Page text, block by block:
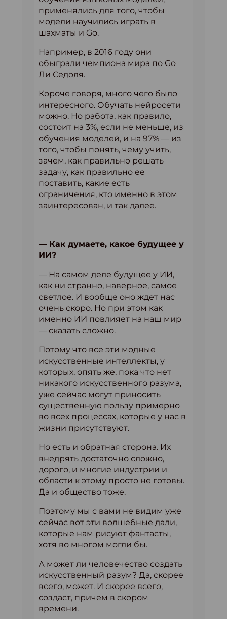
применялись для того, чтобы
модели научились играть в
шахматы и Go.
Например, в 2016 году они
обыграли чемпиона мира по Go
Ли Седоля.
Короче говоря, много чего было
интересного. Обучать нейросети
можно. Но работа, как правило,
состоит на 3%, если не меньше, из
обучения моделей, и на 97% — из
того, чтобы понять, чему учить,
зачем, как правильно решать
задачу, как правильно ее
поставить, какие есть
ограничения, кто именно в этом
заинтересован, и так далее.
— Как думаете, какое будущее у
ИИ?
— На самом деле будущее у ИИ,
как ни странно, наверное, самое
светлое. И вообще оно ждет нас
очень скоро. Но при этом как
именно ИИ повлияет на наш мир
— сказать сложно.
Потому что все эти модные
искусственные интеллекты, у
которых, опять же, пока что нет
никакого искусственного разума,
уже сейчас могут приносить
существенную пользу примерно
во всех процессах, которые у нас в
жизни присутствуют.
Но есть и обратная сторона. Их
внедрять достаточно сложно,
дорого, и многие индустрии и
области к этому просто не готовы.
Да и общество тоже.
Поэтому мы с вами не видим уже
сейчас вот эти волшебные дали,
которые нам рисуют фантасты,
хотя во многом могли бы.
А может ли человечество создать
искусственный разум? Да, скорее
всего, может. И скорее всего,
создаст, причем в скором
времени.